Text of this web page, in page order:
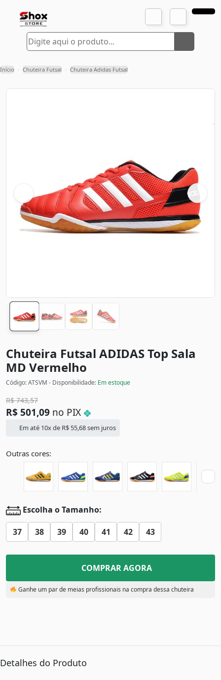
Início › Chuteira Futsal › Chuteira Adidas Futsal
Chuteira Futsal ADIDAS Top Sala
MD Vermelho
Código: ATSVM - Disponibilidade: Em estoque
R$743,57
R$ 501,09 no PIX
Em até 10x de R$ 55,68sem juros
Outras cores:
Escolha o Tamanho:
37 38 39 40 41 42 43
COMPRAR AGORA
Ganhe um par de meias profissionais na compra dessa chuteira
Detalhes do Produto